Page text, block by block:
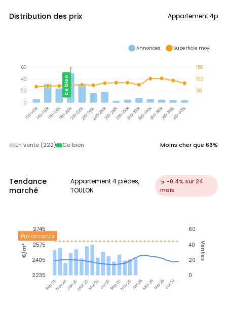
Distribution des prix Appartement 4p
120-140k140-160k160-180k180-200k200-220k220-240k240-260k260-280k280-300k300-320k320-340k340-360k360-380k380-400k
Ce bien
150
100
50
60
40
20
0
Annonces Superficie moy.
En vente (222) Ce bien Moins cher que 66%
Tendance
marché
Appartement 4 pièces,
TOULON
↘ -0.4% sur 24
mois
Sep 24Nov 24Jan 25Mar 25Mai 25Jul 25Sep 25Nov 25Jan 26Mar 26Mai 26Jul 26
Prix annonce
60
40
20
0
Ventes
2745
2575
2405
2235
€/m²